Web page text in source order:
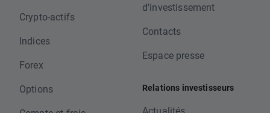
Crypto-actifs
Indices
Forex
Options
d'investissement
Contacts
Espace presse
Relations investisseurs